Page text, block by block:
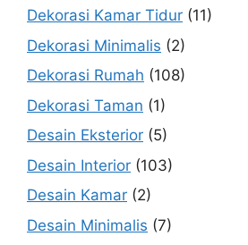
Dekorasi Kamar Tidur (11)
Dekorasi Minimalis (2)
Dekorasi Rumah (108)
Dekorasi Taman (1)
Desain Eksterior (5)
Desain Interior (103)
Desain Kamar (2)
Desain Minimalis (7)